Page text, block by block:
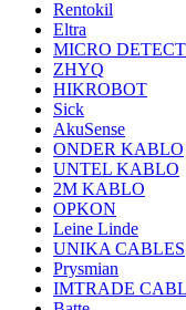
Rentokil
Eltra
MICRO
ZHYQ
HIKROBOT
Sick
AkuSense
ONDER KABLO
UNTEL KABLO
2M KABLO
OPKON
Leine Linde
UNIKA CABLES
Prysmian
IMTRADE